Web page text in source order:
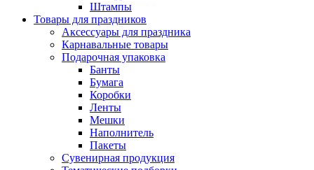
Штампы
Товары для праздников
Аксессуары для праздника
Карнавальные товары
Подарочная упаковка
Банты
Бумага
Коробки
Ленты
Мешки
Наполнитель
Пакеты
Сувенирная продукция